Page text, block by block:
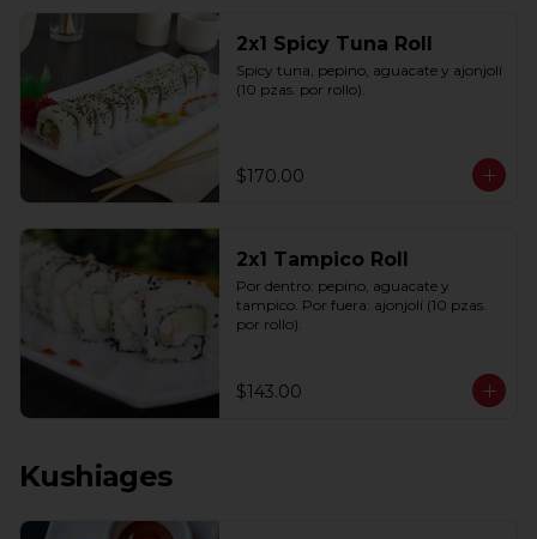
2x1 Spicy Tuna Roll
Spicy tuna, pepino, aguacate y ajonjolí
(10 pzas. por rollo).
$170.00
2x1 Tampico Roll
Por dentro: pepino, aguacate y
tampico. Por fuera: ajonjolí (10 pzas.
por rollo).
$143.00
Kushiages